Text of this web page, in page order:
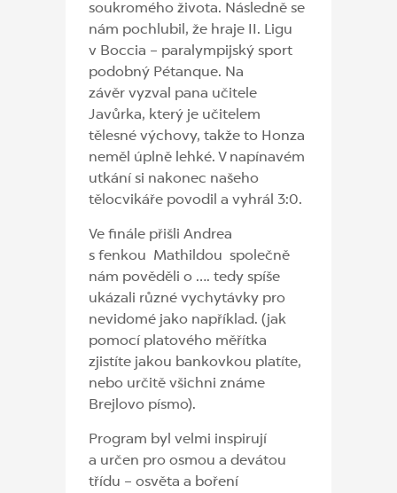
soukromého života. Následně se
nám pochlubil, že hraje II. Ligu
v Boccia – paralympijský sport
podobný Pétanque. Na
závěr vyzval pana učitele
Javůrka, který je učitelem
tělesné výchovy, takže to Honza
neměl úplně lehké. V napínavém
utkání si nakonec našeho
tělocvikáře povodil a vyhrál 3:0.
Ve finále přišli Andrea
s fenkou Mathildou společně
nám pověděli o …. tedy spíše
ukázali různé vychytávky pro
nevidomé jako například. (jak
pomocí platového měřítka
zjistíte jakou bankovkou platíte,
nebo určitě všichni známe
Brejlovo písmo).
Program byl velmi inspirují
a určen pro osmou a devátou
třídu – osvěta a boření